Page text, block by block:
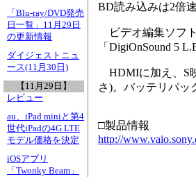
「Blu-ray/DVD発売
日一覧」11月29日
の更新情報
ダイジェストニュ
ース(11月30日)
【11月29日】
レビュー
au、iPad miniと第4
世代iPadの4G LTE
モデル価格を決定
iOSアプリ
「Twonky Beam」
BD読み込みは2倍
ビデオ編集ソフト
「DigiOnSound 5
HDMIに加え、S
さ)。バッテリパッ
□製品情報
http://